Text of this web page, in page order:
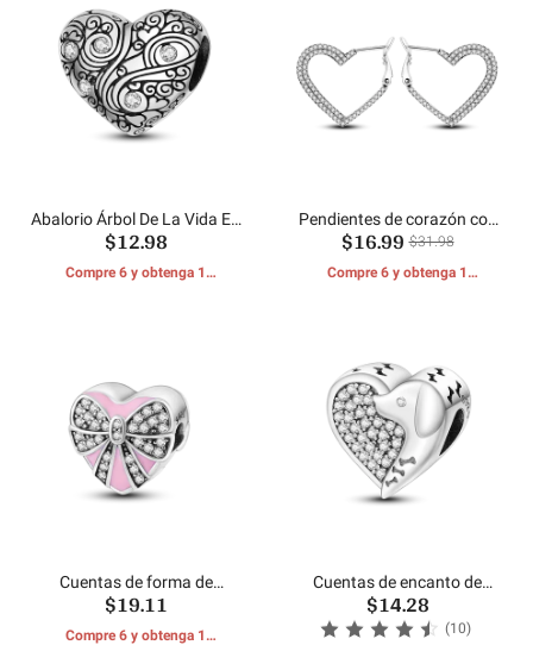
Abalorio Árbol De La Vida En
Forma De Corazón
$12.98
Compre 6 y obtenga 1
Pendientes de corazón con
pavé brillante
$16.99 $31.98
Compre 6 y obtenga 1
Cuentas de forma de
corazón de caja de regalo
$19.11
Compre 6 y obtenga 1
Cuentas de encanto de
perrito con forma de corazón
de Hapour
$14.28
(10)